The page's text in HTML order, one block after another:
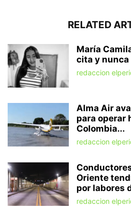
RELATED
María
cita y nunca
redaccion
Alma Air
para operar
Colombia...
redaccion
Oriente
por labores
redaccion